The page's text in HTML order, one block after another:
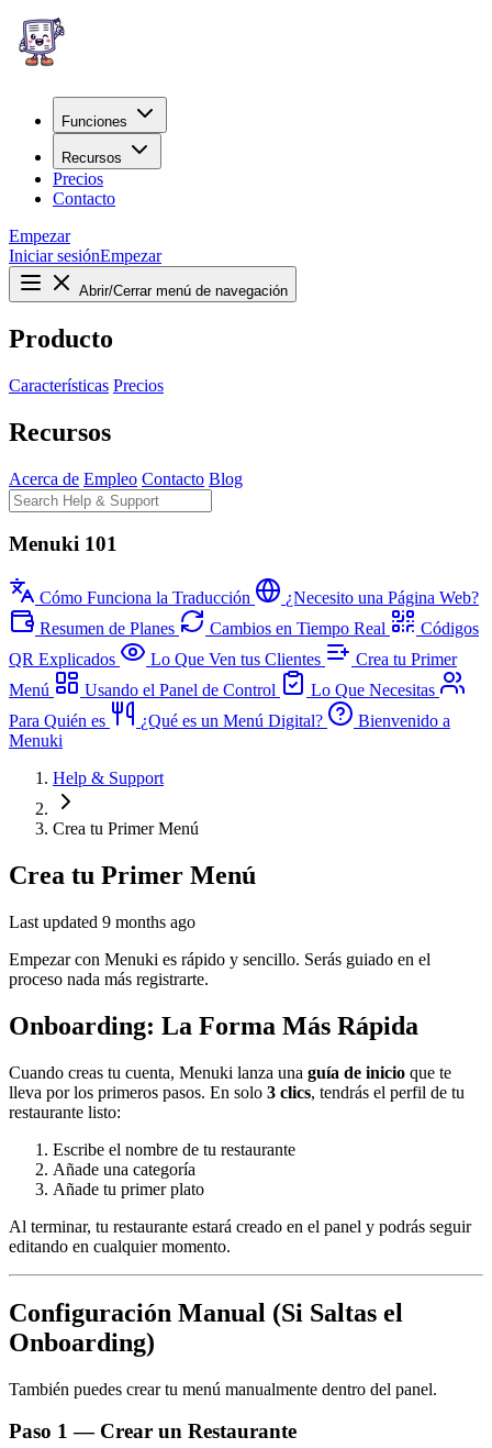
Funciones
Recursos
Precios
Contacto
Empezar
Iniciar sesiónEmpezar
Abrir/Cerrar menú de navegación
Producto
Características Precios
Recursos
Acerca de Empleo Contacto Blog
Menuki 101
Cómo Funciona la Traducción
¿Necesito una Página Web?
Resumen de Planes
Cambios en Tiempo Real
Códigos
QR Explicados
Lo Que Ven tus Clientes
Crea tu Primer
Menú
Usando el Panel de Control
Lo Que Necesitas
Para Quién es
¿Qué es un Menú Digital?
Bienvenido a
Menuki
Help & Support
Crea tu Primer Menú
Crea tu Primer Menú
Last updated 9 months ago
Empezar con Menuki es rápido y sencillo. Serás guiado en el
proceso nada más registrarte.
Onboarding: La Forma Más Rápida
Cuando creas tu cuenta, Menuki lanza una guía de inicio que te
lleva por los primeros pasos. En solo 3 clics, tendrás el perfil de tu
restaurante listo:
Escribe el nombre de tu restaurante
Añade una categoría
Añade tu primer plato
Al terminar, tu restaurante estará creado en el panel y podrás seguir
editando en cualquier momento.
Configuración Manual (Si Saltas el
Onboarding)
También puedes crear tu menú manualmente dentro del panel.
Paso 1 — Crear un Restaurante